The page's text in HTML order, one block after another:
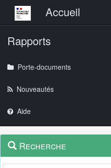
Menu principalAccueil
Rapports
Porte-documents
Nouveautés
Aide
Navigation
outils
Menu
contextuel
Recherche